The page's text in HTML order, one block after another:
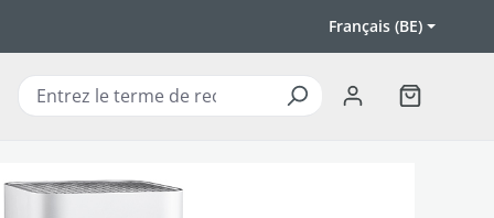
Français (BE)
Le panier